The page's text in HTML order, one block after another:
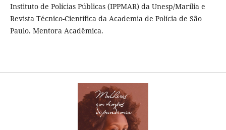
Instituto de Polícias Públicas (IPPMAR) da Unesp/Marília e
Revista Técnico-Científica da Academia de Polícia de São
Paulo. Mentora Acadêmica.